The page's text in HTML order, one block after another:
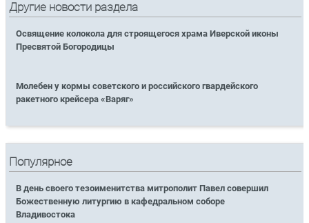
Другие новости раздела
Освящение колокола для строящегося храма Иверской иконы
Пресвятой Богородицы
Молебен у кормы советского и российского гвардейского
ракетного крейсера «Варяг»
Популярное
В день своего тезоименитства митрополит Павел совершил
Божественную литургию в кафедральном соборе
Владивостока